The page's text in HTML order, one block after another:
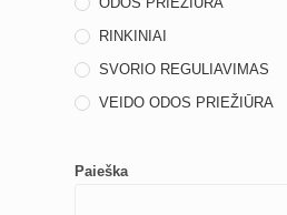
RINKINIAI
SVORIO REGULIAVIMAS
VEIDO ODOS PRIEŽIŪRA
Paieška